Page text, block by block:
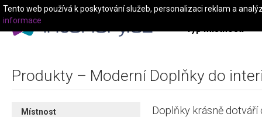
Typ místnosti
Produkty – Moderní Doplňky do
Místnost
Doplňky krásně
Tento web používá k poskytování služeb, personalizaci reklam a
informace